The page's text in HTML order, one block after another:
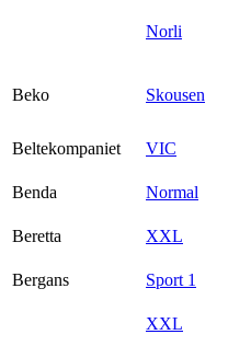
Norli
Beko Skousen
Beltekompaniet
VIC
Benda
Normal
Beretta
XXL
Bergans
Sport 1
XXL